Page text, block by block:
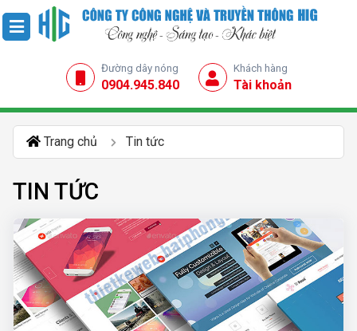
Đường dây nóng
0904.945.840
Khách hàng
Tài khoản
Trang chủ Tin tức
TIN TỨC